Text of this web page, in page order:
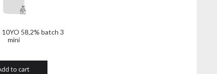
58,2% batch 3
mini
to cart